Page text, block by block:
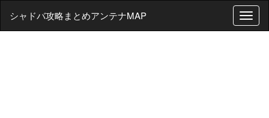
T
o
シャドバ攻略まとめアンテナMAP